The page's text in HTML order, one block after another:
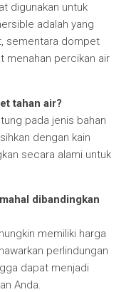
digunakan untuk
adalah yang
sementara dompet
menahan percikan air
tahan air?
pada jenis bahan
dengan kain
secara alami untuk
dibandingkan
memiliki harga
perlindungan
dapat menjadi
Anda.